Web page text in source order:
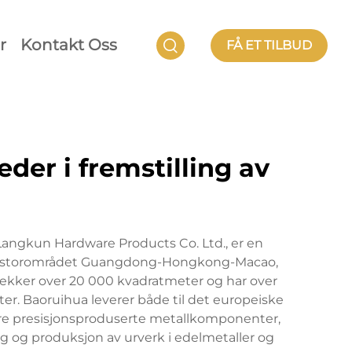
Kontakt Oss FÅ ET TILBUD
i fremstilling av
Hardware Products Co. Ltd., er en
Guangdong-Hongkong-Macao,
over 20 000 kvadratmeter og har over
Baoruihua leverer både til det europeiske
presisjonsproduserte metallkomponenter,
og produksjon av urverk i edelmetaller og